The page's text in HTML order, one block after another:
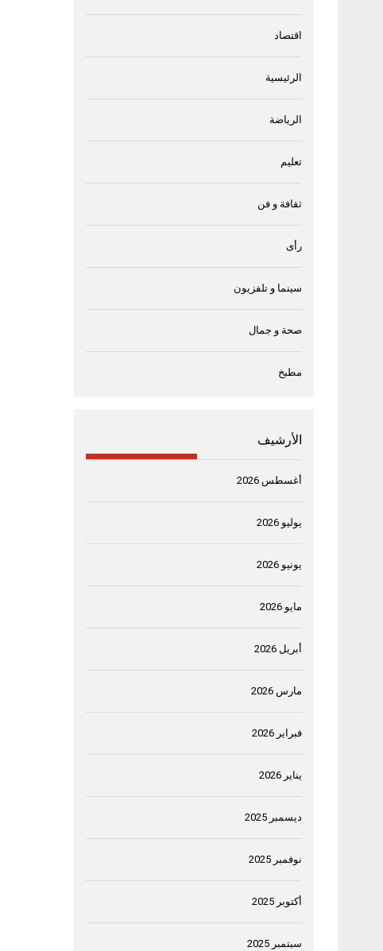
اقتصاد
الرئيسية
الرياضة
تعليم
ثقافة و فن
رأى
سينما و تلفزيون
صحة و جمال
مطبخ
الأرشيف
أغسطس 2026
يوليو 2026
يونيو 2026
مايو 2026
أبريل 2026
مارس 2026
فبراير 2026
يناير 2026
ديسمبر 2025
نوفمبر 2025
أكتوبر 2025
سبتمبر 2025